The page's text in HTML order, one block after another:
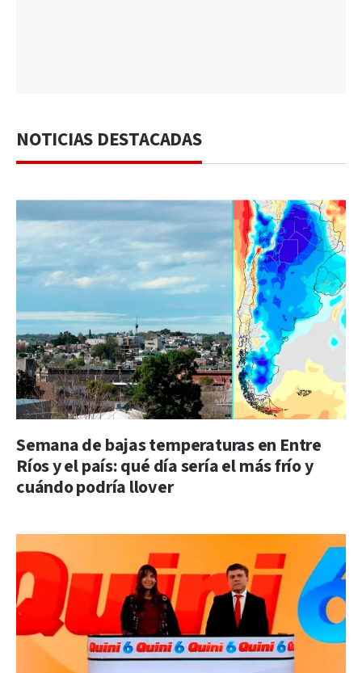
NOTICIAS DESTACADAS
Semana de bajas temperaturas en Entre
Ríos y el país: qué día sería el más frío y
cuándo podría llover